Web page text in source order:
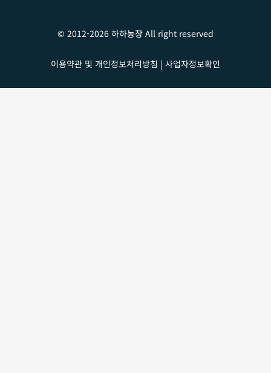
© 2012-2026 하하농장 All right reserved
이용약관 및 개인정보처리방침 | 사업자정보확인